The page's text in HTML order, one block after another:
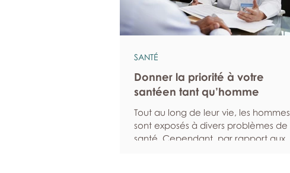
Donner la priorité à votre
santéen tant qu’homme
Tout au long de leur vie, les hommes
sont exposés à divers problèmes de
santé. Cependant, par rapport aux
SANTÉ